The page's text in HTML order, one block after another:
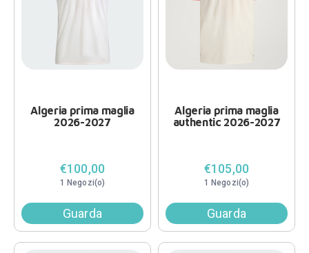
Algeria prima maglia
2026-2027
€100,00
1 Negozi(o)
Guarda
Algeria prima maglia
authentic 2026-2027
€105,00
1 Negozi(o)
Guarda